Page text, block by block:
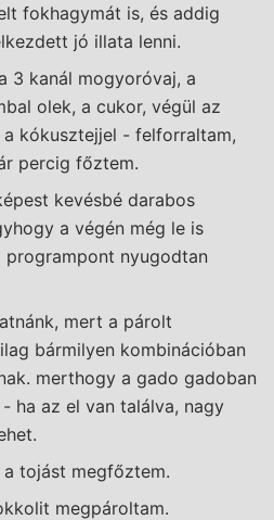
fokhagymát is, és addig
jó illata lenni.
3 kanál mogyoróvaj, a
olek, a cukor, végül az
kókusztejjel - felforraltam,
percig főztem.
kevésbé darabos
a végén még le is
nyugodtan
mert a párolt
bármilyen kombinációban
merthogy a gado gadoban
ha az el van találva, nagy
tojást megfőztem.
megpároltam.